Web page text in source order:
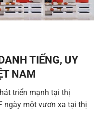
TIẾNG, UY
NAM
triển mạnh tại thị
ngày một vươn xa tại thị